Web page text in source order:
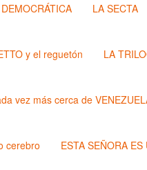
LA SECTA
y el reguetón LA
vez más cerca de
cerebro ESTA SEÑORA